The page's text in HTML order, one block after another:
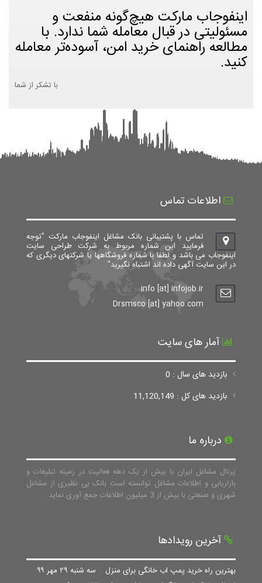
اینفوجاب مارکت هیچ‌گونه منفعت و
مسئولیتی در قبال معامله شما ندارد. با
مطالعه راهنمای خرید امن، آسوده‌تر معامله
کنید.
با تشکر از شما
اطلاعات تماس
تماس با پشتیبانی بانک مشاغل اینفوجاب مارکت "توجه
فرمایید این شماره مربوط به شرکت طراحی سایت
اینفوجاب می باشد و لطفا با شماره فروشگاهها یا شرکتهای دیگری که
در این سایت آگهی داده اند اشتباه نگیرید"
info [at] infojob.ir
Drsmsco [at] yahoo.com
آمار های سایت
بازدید های سال : 0
بازدید های کل : 11,120,149
درباره ما
پرتال مشاغل ایران با بیش از یک دهه فعالیت در زمینه تبلیغات و
بازاریابی و اطلاعات مشاغل توانسته است بانک بی نظیری از مشاغل
شهری و صنعتی با بیش از 3 میلیون اطلاعات جمع آوری نماید.
آخرین رویدادها
بهترین راه خرید پمپ اب خانگی برای منزل سه شنبه ۲۹ مهر ۹۹